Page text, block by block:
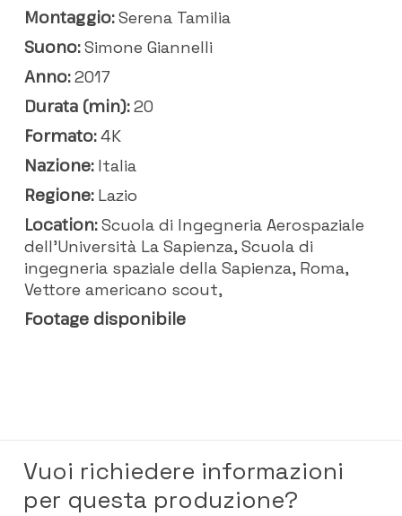
Montaggio:Serena Tamilia
Suono:Simone Giannelli
Anno:2017
Durata (min):20
Formato:4K
Nazione:Italia
Regione:Lazio
Location:Scuola di Ingegneria Aerospaziale
dell'Università La Sapienza, Scuola di
ingegneria spaziale della Sapienza, Roma,
Vettore americano scout,
Footage disponibile
Vuoi richiedere informazioni
per questa produzione?